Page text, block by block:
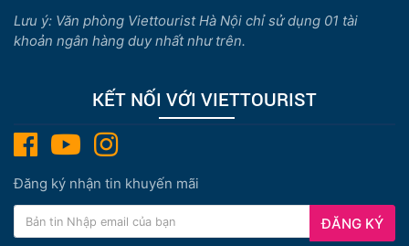
Lưu ý: Văn phòng Viettourist Hà Nội chỉ sử dụng 01 tài
khoản ngân hàng duy nhất như trên.
KẾT NỐI VỚI VIETTOURIST
Đăng ký nhận tin khuyến mãi
ĐĂNG KÝ